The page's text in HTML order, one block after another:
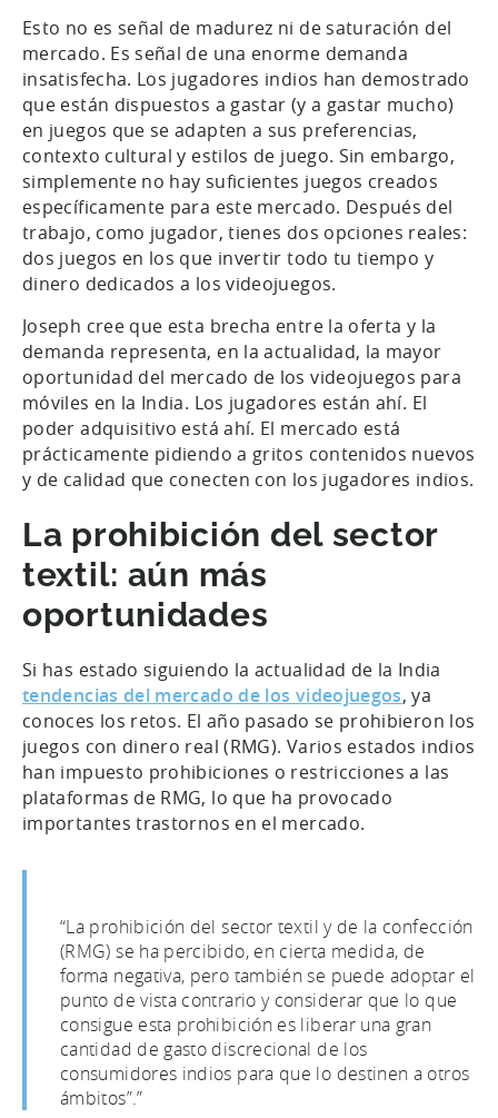
Esto no es señal de madurez ni de saturación del
mercado. Es señal de una enorme demanda
insatisfecha. Los jugadores indios han demostrado
que están dispuestos a gastar (y a gastar mucho)
en juegos que se adapten a sus preferencias,
contexto cultural y estilos de juego. Sin embargo,
simplemente no hay suficientes juegos creados
específicamente para este mercado. Después del
trabajo, como jugador, tienes dos opciones reales:
dos juegos en los que invertir todo tu tiempo y
dinero dedicados a los videojuegos.
Joseph cree que esta brecha entre la oferta y la
demanda representa, en la actualidad, la mayor
oportunidad del mercado de los videojuegos para
móviles en la India. Los jugadores están ahí. El
poder adquisitivo está ahí. El mercado está
prácticamente pidiendo a gritos contenidos nuevos
y de calidad que conecten con los jugadores indios.
La prohibición del sector
textil: aún más
oportunidades
Si has estado siguiendo la actualidad de la India
tendencias del mercado de los videojuegos, ya
conoces los retos. El año pasado se prohibieron los
juegos con dinero real (RMG). Varios estados indios
han impuesto prohibiciones o restricciones a las
plataformas de RMG, lo que ha provocado
importantes trastornos en el mercado.
“La prohibición del sector textil y de la confección
(RMG) se ha percibido, en cierta medida, de
forma negativa, pero también se puede adoptar el
punto de vista contrario y considerar que lo que
consigue esta prohibición es liberar una gran
cantidad de gasto discrecional de los
consumidores indios para que lo destinen a otros
ámbitos”.”